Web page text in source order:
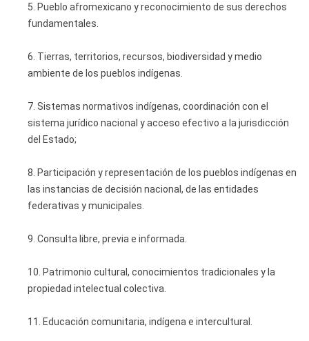
5. Pueblo afromexicano y reconocimiento de sus derechos
fundamentales.
6. Tierras, territorios, recursos, biodiversidad y medio
ambiente de los pueblos indígenas.
7. Sistemas normativos indígenas, coordinación con el
sistema jurídico nacional y acceso efectivo a la jurisdicción
del Estado;
8. Participación y representación de los pueblos indígenas en
las instancias de decisión nacional, de las entidades
federativas y municipales.
9. Consulta libre, previa e informada.
10. Patrimonio cultural, conocimientos tradicionales y la
propiedad intelectual colectiva.
11. Educación comunitaria, indígena e intercultural.